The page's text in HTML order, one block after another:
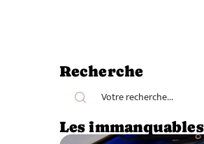
Recherche
Les immanquables